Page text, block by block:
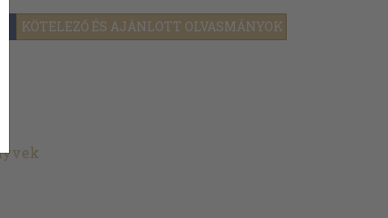
KÖTELEZŐ ÉS AJÁNLOTT OLVASMÁNYOK